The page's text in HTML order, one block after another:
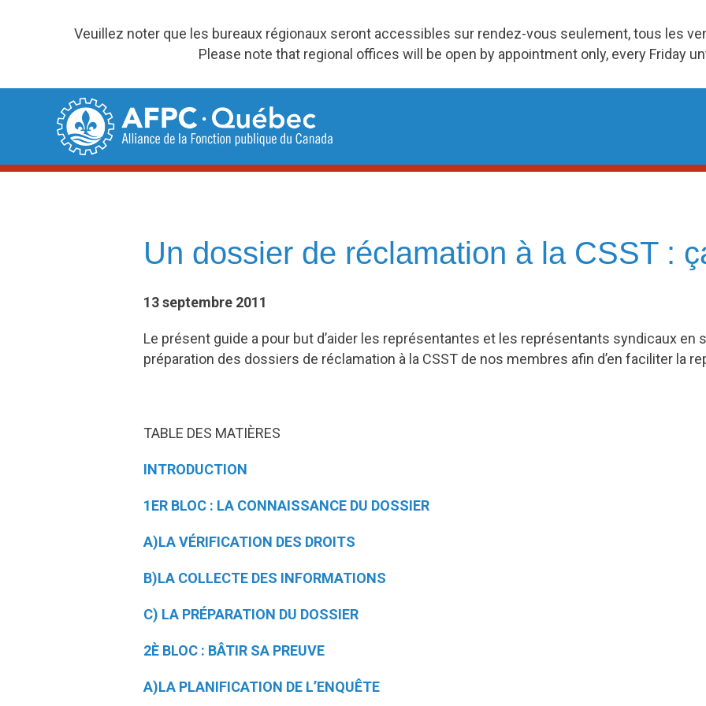
Veuillez noter que les bureaux régionaux seront accessibles sur rendez-vous seulement, tous les
Please note that regional offices will be open by appointment only, every Friday
Un dossier de réclamation à la CSST :
13 septembre 2011
Le présent guide a pour but d’aider les représentantes et les représentants syndicaux en
préparation des dossiers de réclamation à la CSST de nos membres afin d’en faciliter la
TABLE DES MATIÈRES
INTRODUCTION
1ER BLOC : LA CONNAISSANCE DU DOSSIER
A)LA VÉRIFICATION DES DROITS
B)LA COLLECTE DES INFORMATIONS
C) LA PRÉPARATION DU DOSSIER
2È BLOC : BÂTIR SA PREUVE
A)LA PLANIFICATION DE L’ENQUÊTE